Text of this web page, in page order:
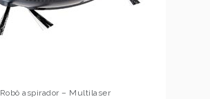
Robô aspirador – Multilaser